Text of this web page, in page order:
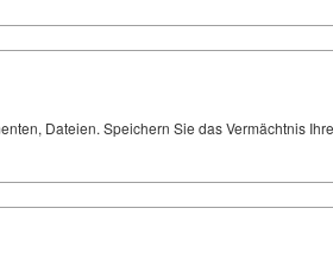
Dateien. Speichern Sie das Vermächtnis